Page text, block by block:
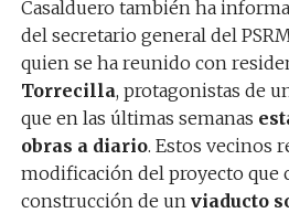
Casalduero también ha
del secretario general del
quien se ha reunido con
Torrecilla, protagonistas de
que en las últimas semanas
obras a diario. Estos vecinos
modificación del proyecto que
construcción de un viaducto